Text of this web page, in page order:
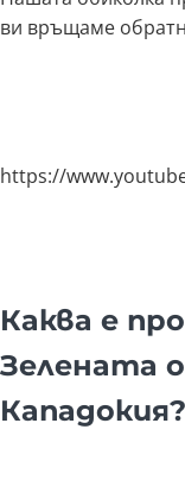
ви връщаме
https://
Каква е
Зелената
Кападокия?